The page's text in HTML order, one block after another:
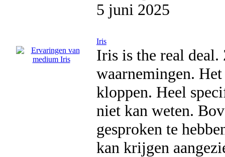
5 juni 2025
Iris
Iris is the real deal.
waarnemingen.
kloppen. Heel
niet kan weten.
gesproken te
kan krijgen